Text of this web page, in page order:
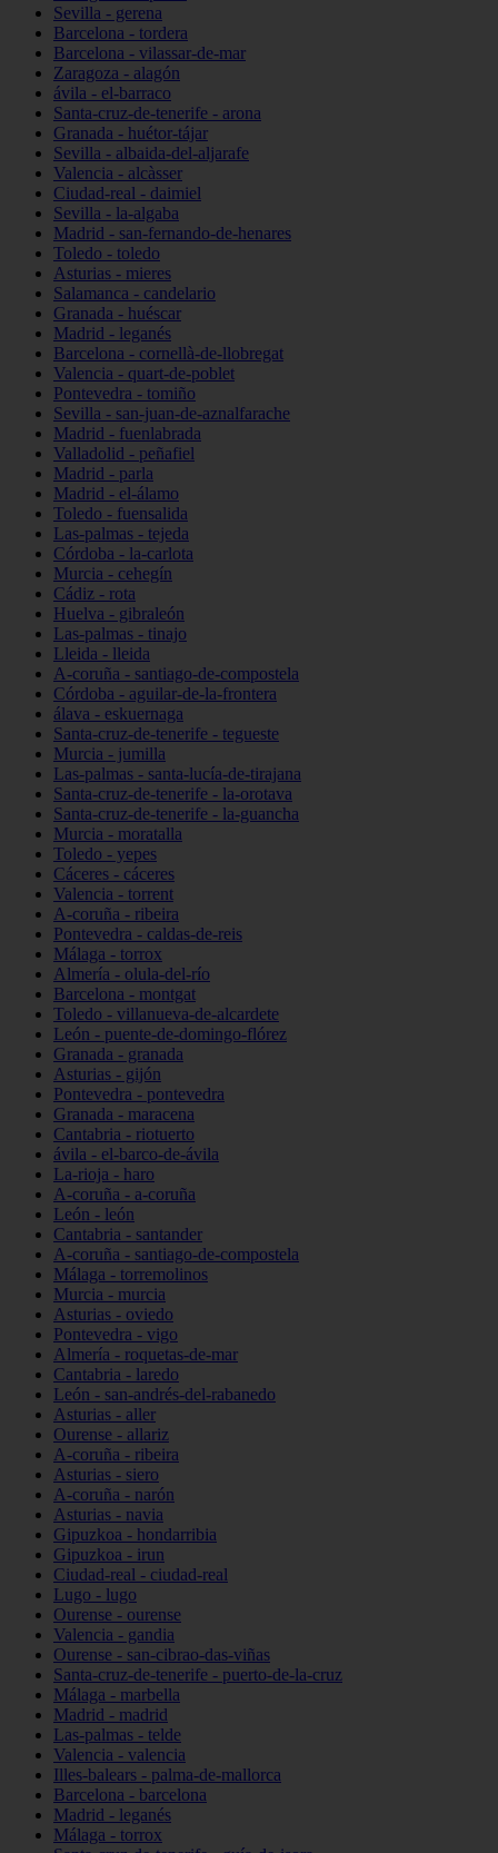
Sevilla - gerena
Barcelona - tordera
Barcelona - vilassar-de-mar
Zaragoza - alagón
ávila - el-barraco
Santa-cruz-de-tenerife - arona
Granada - huétor-tájar
Sevilla - albaida-del-aljarafe
Valencia - alcàsser
Ciudad-real - daimiel
Sevilla - la-algaba
Madrid - san-fernando-de-henares
Toledo - toledo
Asturias - mieres
Salamanca - candelario
Granada - huéscar
Madrid - leganés
Barcelona - cornellà-de-llobregat
Valencia - quart-de-poblet
Pontevedra - tomiño
Sevilla - san-juan-de-aznalfarache
Madrid - fuenlabrada
Valladolid - peñafiel
Madrid - parla
Madrid - el-álamo
Toledo - fuensalida
Las-palmas - tejeda
Córdoba - la-carlota
Murcia - cehegín
Cádiz - rota
Huelva - gibraleón
Las-palmas - tinajo
Lleida - lleida
A-coruña - santiago-de-compostela
Córdoba - aguilar-de-la-frontera
álava - eskuernaga
Santa-cruz-de-tenerife - tegueste
Murcia - jumilla
Las-palmas - santa-lucía-de-tirajana
Santa-cruz-de-tenerife - la-orotava
Santa-cruz-de-tenerife - la-guancha
Murcia - moratalla
Toledo - yepes
Cáceres - cáceres
Valencia - torrent
A-coruña - ribeira
Pontevedra - caldas-de-reis
Málaga - torrox
Almería - olula-del-río
Barcelona - montgat
Toledo - villanueva-de-alcardete
León - puente-de-domingo-flórez
Granada - granada
Asturias - gijón
Pontevedra - pontevedra
Granada - maracena
Cantabria - riotuerto
ávila - el-barco-de-ávila
La-rioja - haro
A-coruña - a-coruña
León - león
Cantabria - santander
A-coruña - santiago-de-compostela
Málaga - torremolinos
Murcia - murcia
Asturias - oviedo
Pontevedra - vigo
Almería - roquetas-de-mar
Cantabria - laredo
León - san-andrés-del-rabanedo
Asturias - aller
Ourense - allariz
A-coruña - ribeira
Asturias - siero
A-coruña - narón
Asturias - navia
Gipuzkoa - hondarribia
Gipuzkoa - irun
Ciudad-real - ciudad-real
Lugo - lugo
Ourense - ourense
Valencia - gandia
Ourense - san-cibrao-das-viñas
Santa-cruz-de-tenerife - puerto-de-la-cruz
Málaga - marbella
Madrid - madrid
Las-palmas - telde
Valencia - valencia
Illes-balears - palma-de-mallorca
Barcelona - barcelona
Madrid - leganés
Málaga - torrox